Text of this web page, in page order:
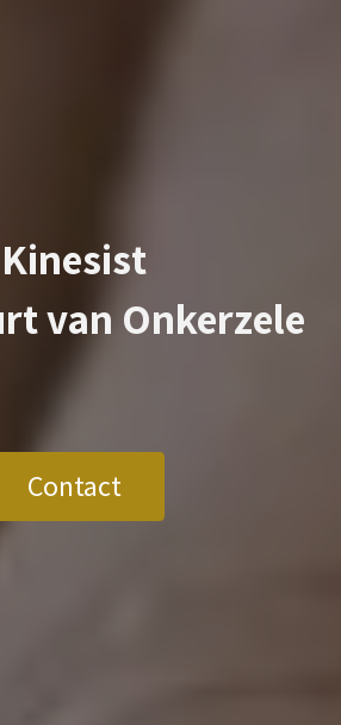
Kinesist
van Onkerzele
Contact